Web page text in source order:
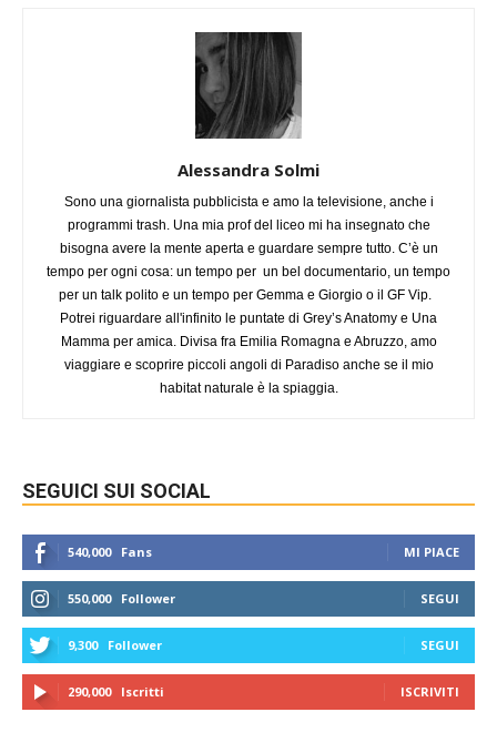
Alessandra Solmi
Sono una giornalista pubblicista e amo la televisione, anche i
programmi trash. Una mia prof del liceo mi ha insegnato che
bisogna avere la mente aperta e guardare sempre tutto. C’è un
tempo per ogni cosa: un tempo per un bel documentario, un tempo
per un talk polito e un tempo per Gemma e Giorgio o il GF Vip.
Potrei riguardare all'infinito le puntate di Grey’s Anatomy e Una
Mamma per amica. Divisa fra Emilia Romagna e Abruzzo, amo
viaggiare e scoprire piccoli angoli di Paradiso anche se il mio
habitat naturale è la spiaggia.
SEGUICI SUI SOCIAL
540,000 Fans MI PIACE
550,000 Follower SEGUI
9,300 Follower SEGUI
290,000 Iscritti ISCRIVITI